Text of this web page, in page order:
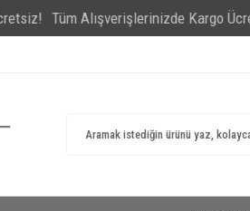
Tüm Alışverişlerinizde Kargo Ücretsiz!